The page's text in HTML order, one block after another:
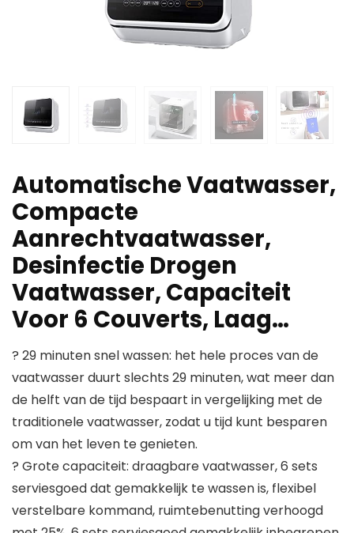
Automatische Vaatwasser,
Compacte
Aanrechtvaatwasser,
Desinfectie Drogen
Vaatwasser, Capaciteit
Voor 6 Couverts, Laag…
? 29 minuten snel wassen: het hele proces van de
vaatwasser duurt slechts 29 minuten, wat meer dan
de helft van de tijd bespaart in vergelijking met de
traditionele vaatwasser, zodat u tijd kunt besparen
om van het leven te genieten.
? Grote capaciteit: draagbare vaatwasser, 6 sets
serviesgoed dat gemakkelijk te wassen is, flexibel
verstelbare kommand, ruimtebenutting verhoogd